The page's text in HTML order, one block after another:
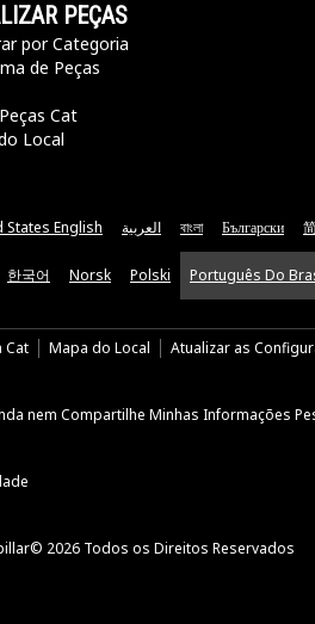
PEÇAS
por Categoria
de Peças
Cat
Local
States English العربية বাংলা Български
한국어 Norsk Polski Português Do
Cat Mapa do Local Atualizar as
nem Compartilhe Minhas Informações
2026 Todos os Direitos Reservados